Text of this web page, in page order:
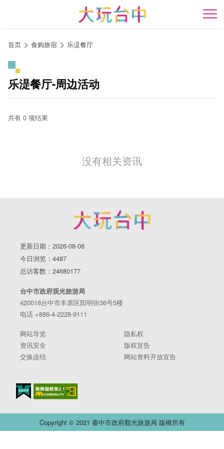
开
首页 食购旅宿 乐湜餐厅
乐湜餐厅-周边活动
共有 0 项结果
没有相关资讯
更新日期：2026-08-08
今日浏览：4487
总访客数：24680177
台中市政府观光旅游局
420018台中市丰原区阳明街36号5楼
电话 +886-4-2228-9111
网站导览
隐私权
资讯安全
版权宣告
交换连结
网站资料开放宣告
Copyright © 2021 臺中市政府觀光旅遊局 版權所有